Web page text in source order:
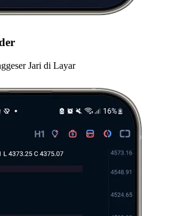
Jari di Layar